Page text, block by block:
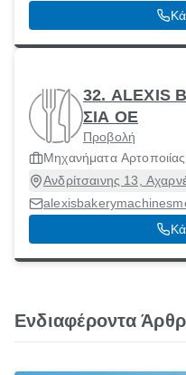
32. ALEXIS
ΣΙΑ ΟΕ
Προβολή
Μηχανήματα
Ανδρίτσαινης 13,
Ενδιαφέροντα